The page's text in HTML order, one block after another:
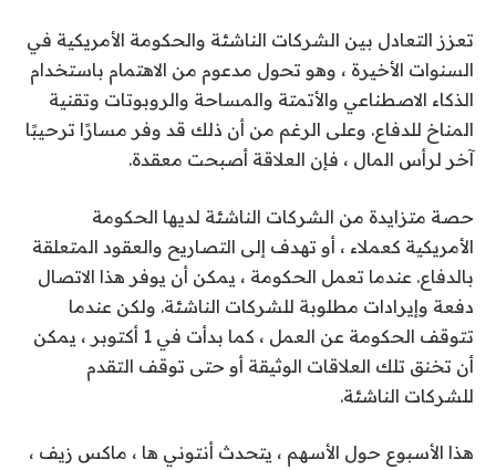
تعزز التعادل بين الشركات الناشئة والحكومة الأمريكية في
السنوات الأخيرة ، وهو تحول مدعوم من الاهتمام باستخدام
الذكاء الاصطناعي والأتمتة والمساحة والروبوتات وتقنية
المناخ للدفاع. وعلى الرغم من أن ذلك قد وفر مسارًا ترحيبًا
آخر لرأس المال ، فإن العلاقة أصبحت معقدة.
حصة متزايدة من الشركات الناشئة لديها الحكومة
الأمريكية كعملاء ، أو تهدف إلى التصاريح والعقود المتعلقة
بالدفاع. عندما تعمل الحكومة ، يمكن أن يوفر هذا الاتصال
دفعة وإيرادات مطلوبة للشركات الناشئة. ولكن عندما
تتوقف الحكومة عن العمل ، كما بدأت في 1 أكتوبر ، يمكن
أن تخنق تلك العلاقات الوثيقة أو حتى توقف التقدم
للشركات الناشئة.
هذا الأسبوع حول الأسهم ، يتحدث أنتوني ها ، ماكس زيف ،